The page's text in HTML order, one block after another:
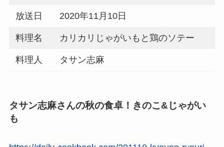
放送日 2020年11月10日
料理名 カリカリじゃがいもと鶏のソテー
料理人 タサン志麻
タサン志麻さんの秋の食卓！きのこ&じゃがい
も